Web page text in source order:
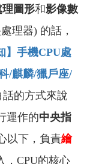
理圖形和影像數
理器) 的話，
】手機CPU處
/麒麟/獵戶座/
話的方式來說
運作的中央指
以下，負責繪
，CPU的核心